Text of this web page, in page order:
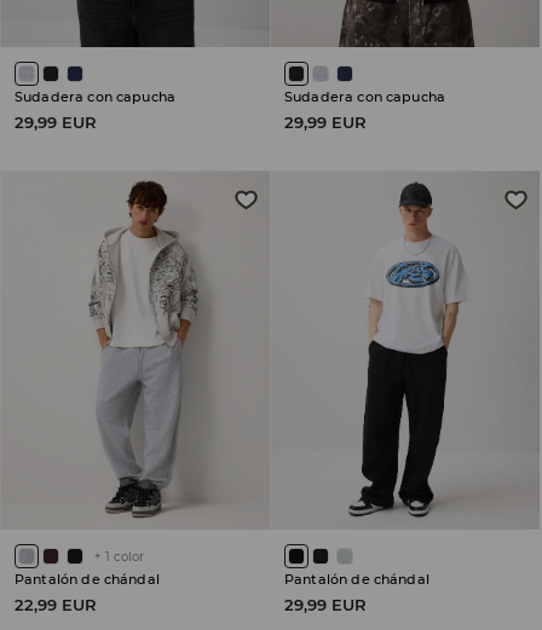
Sudadera con capucha
29,99 EUR
Sudadera con capucha
29,99 EUR
+ 1 color
Pantalón de chándal
22,99 EUR
Pantalón de chándal
29,99 EUR